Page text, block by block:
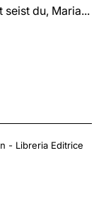
seist du, Maria...
- Libreria Editrice